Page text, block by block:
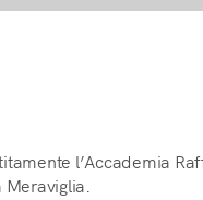
l’Accademia
Meraviglia.